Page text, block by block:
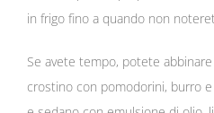
in frigo fino a quando non
Se avete tempo, potete
crostino con pomodorini, burro